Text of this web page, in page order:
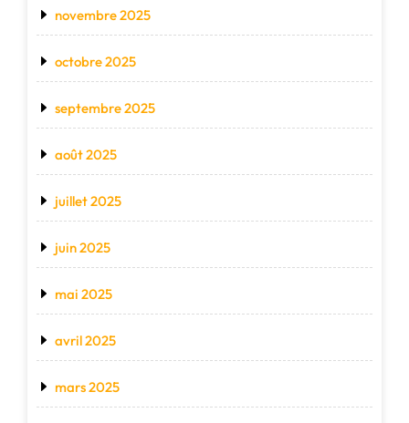
novembre 2025
octobre 2025
septembre 2025
août 2025
juillet 2025
juin 2025
mai 2025
avril 2025
mars 2025